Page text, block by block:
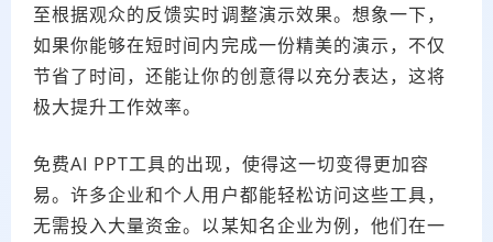
至根据观众的反馈实时调整演示效果。想象一下，
如果你能够在短时间内完成一份精美的演示，不仅
节省了时间，还能让你的创意得以充分表达，这将
极大提升工作效率。
免费AI PPT工具的出现，使得这一切变得更加容
易。许多企业和个人用户都能轻松访问这些工具，
无需投入大量资金。以某知名企业为例，他们在一